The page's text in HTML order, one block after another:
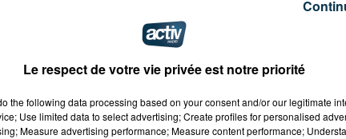
de la musique pour réussir dans la chanson, mais
Rey ne sont pas seulement la traduction de sa
triste réalité. « J’ai couché avec plein de mecs dans
un contrat avec une maison de disque », a confié la
.
Le respect de votre vie privée est notre priorité
the following data processing based on your consent and/or our legitimate
Use limited data to select advertising; Create profiles for personalised
Measure advertising performance; Measure content performance;